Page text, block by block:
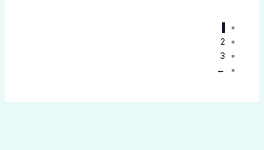
2
3
←